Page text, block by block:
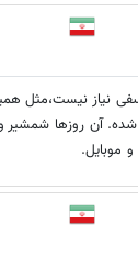
نیاز نیست،مثل
آن روزها شمشیر و
موبایل.